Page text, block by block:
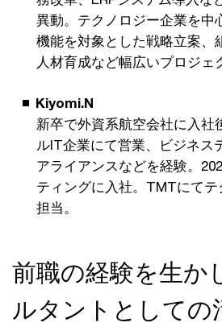
異動。テクノロジー企業を中
機能を対象とした戦略立案、
人材育成など幅広いプロジェ
Kiyomi.N
新卒で外資系航空会社に入社
ルIT企業にて営業、ビジネス
アライアンスなどを経験。
ティングに入社。TMTにて
担当。
前職の経験を生か
ルタントとしての